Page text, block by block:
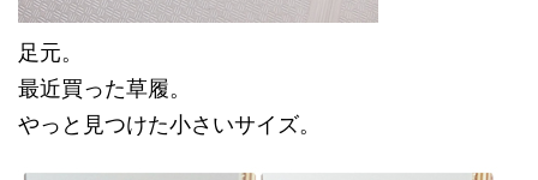
足元。
最近買った草履。
やっと見つけた小さいサイズ。